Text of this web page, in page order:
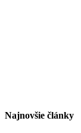
Najnovšie články